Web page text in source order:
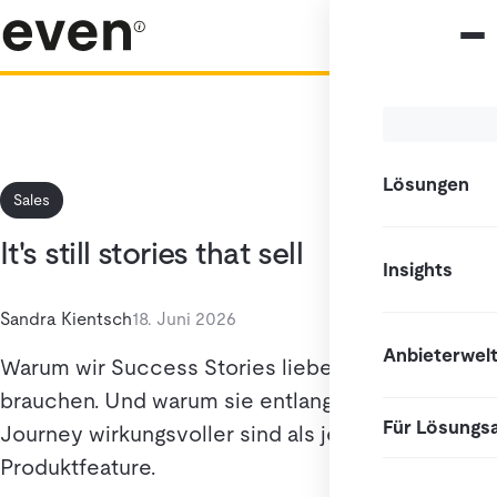
Lösungen
Insights
Anbieterwelt
Für
Sales
It's still stories that sell
Sandra Kientsch18. Juni 2026
Warum wir Success Stories lieben – und
brauchen. Und warum sie entlang der Customer
Journey wirkungsvoller sind als jedes
Produktfeature.